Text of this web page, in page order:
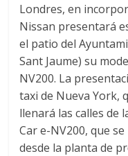
Londres, en
Nissan presentará
el patio del
Sant Jaume) su
NV200. La
taxi de Nueva York,
llenará las calles de
Car e-NV200, que
desde la planta de